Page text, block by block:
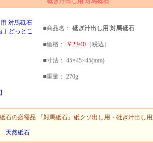
■商品名： 砥ぎ汁出し用 対馬砥石
■価格： ￥2,940 （税込）
■寸法： 45×45×45(mm)
■重量： 270g
石の必需品 『対馬砥石』砥クソ出し用・砥ぎ汁出し用
天然砥石